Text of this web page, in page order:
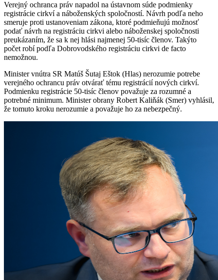
Verejný ochranca práv napadol na ústavnom súde podmienky
registrácie cirkví a náboženských spoločností. Návrh podľa neho
smeruje proti ustanoveniam zákona, ktoré podmieňujú možnosť
podať návrh na registráciu cirkvi alebo náboženskej spoločnosti
preukázaním, že sa k nej hlási najmenej 50-tisíc členov. Takýto
počet robí podľa Dobrovodského registráciu cirkvi de facto
nemožnou.
Minister vnútra SR Matúš Šutaj Eštok (Hlas) nerozumie potrebe
verejného ochrancu práv otvárať tému registrácií nových cirkví.
Podmienku registrácie 50-tisíc členov považuje za rozumné a
potrebné minimum. Minister obrany Robert Kaliňák (Smer) vyhlásil,
že tomuto kroku nerozumie a považuje ho za nebezpečný.